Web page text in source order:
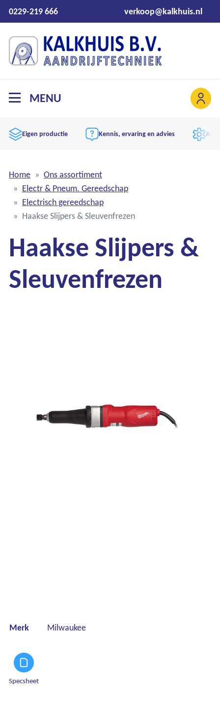
0229-219 666 verkoop@kalkhuis.nl
MENU
Eigen productie Kennis, ervaring en advies
Home
Ons assortiment
Electr & Pneum. Gereedschap
Electrisch gereedschap
Haakse Slijpers & Sleuvenfrezen
Haakse Slijpers &
Sleuvenfrezen
Merk Milwaukee
Specsheet